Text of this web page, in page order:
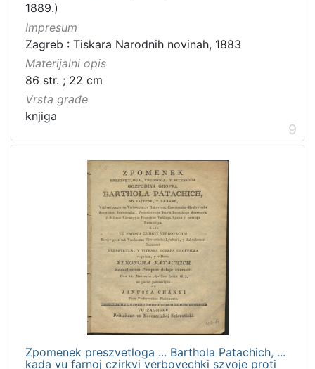
1889.)
Impresum
Zagreb : Tiskara Narodnih novinah, 1883
Materijalni opis
86 str. ; 22 cm
Vrsta građe
knjiga
9
Zpomenek preszvetloga ... Barthola Patachich, ...
kada vu farnoj czirkvi verbovechki szvoje proti